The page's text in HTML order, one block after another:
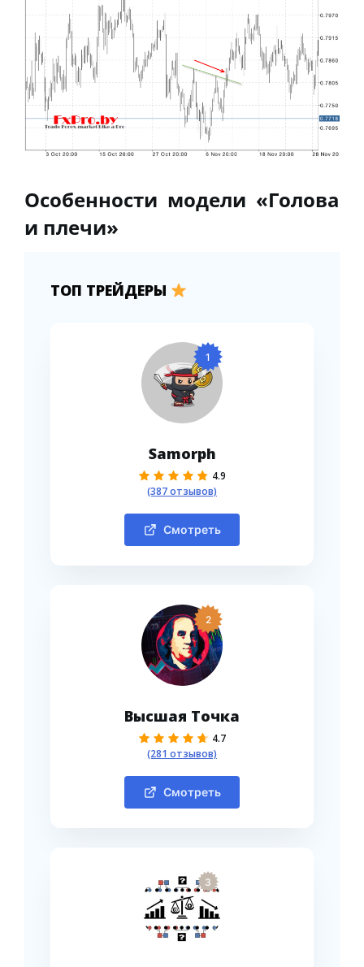
Особенности модели «Голова
и плечи»
ТОП ТРЕЙДЕРЫ
1
Samorph
4.9
(387 отзывов)
Смотреть
2
Высшая Точка
4.7
(281 отзывов)
Смотреть
3